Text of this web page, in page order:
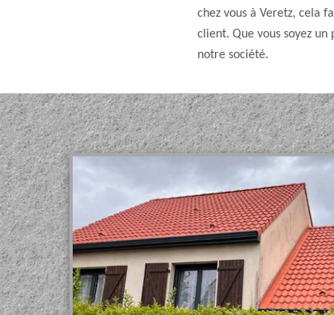
chez vous à Veretz, cela
client. Que vous soyez
notre société.